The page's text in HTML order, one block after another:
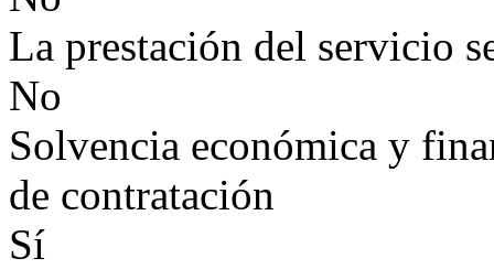
La prestación del servicio
No
Solvencia económica y
de contratación
Sí